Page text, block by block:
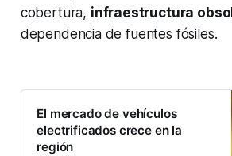
cobertura, infraestructura
dependencia de fuentes fósiles.
El mercado de vehículos
electrificados crece en la
región